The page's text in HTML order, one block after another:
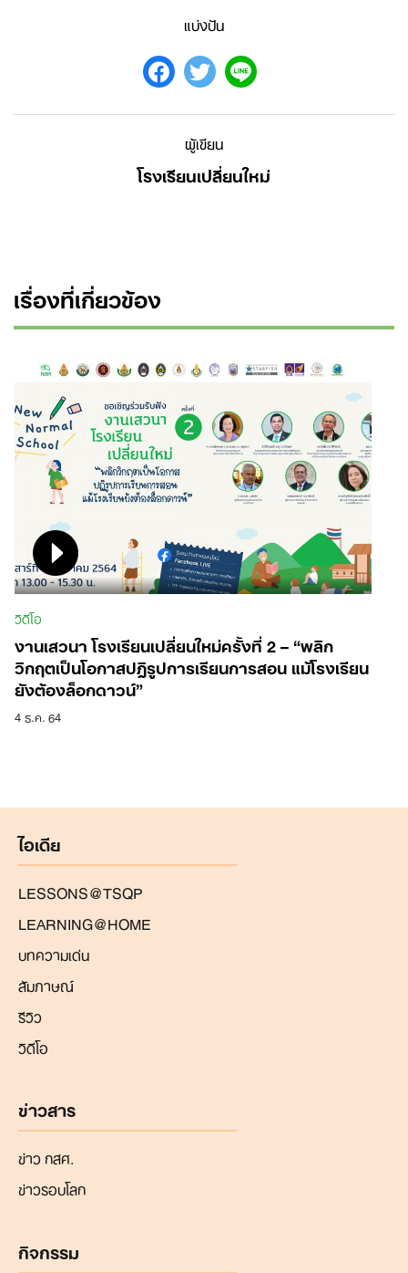
Search
for:
แบ่งปัน
ผู้เขียน
โรงเรียนเปลี่ยนใหม่
เรื่องที่เกี่ยวข้อง
วิดีโอ
งานเสวนา โรงเรียนเปลี่ยนใหม่ครั้งที่ 2 – “พลิก
วิกฤตเป็นโอกาสปฏิรูปการเรียนการสอน แม้โรงเรียน
ยังต้องล็อกดาวน์”
4 ธ.ค. 64
ไอเดีย
LESSONS@TSQP
LEARNING@HOME
บทความเด่น
สัมภาษณ์
รีวิว
วิดีโอ
ข่าวสาร
ข่าว กสศ.
ข่าวรอบโลก
กิจกรรม